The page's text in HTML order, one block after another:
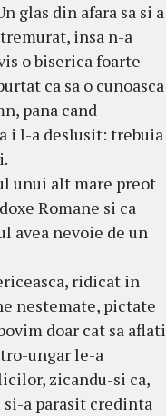
glas din afara sa si a
insa n-a
o biserica foarte
ca sa o cunoasca
pana cand
i l-a deslusit: trebuia
unui alt mare preot
Romane si ca
avea nevoie de un
ridicat in
nestemate, pictate
doar cat sa aflati
ungar le-a
zicandu-si ca,
a parasit credinta